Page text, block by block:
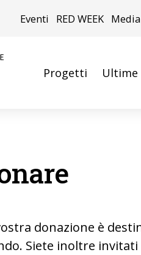
Eventi RED WEEK Media
Progetti Ultime
donazione è
Siete inoltre invitati